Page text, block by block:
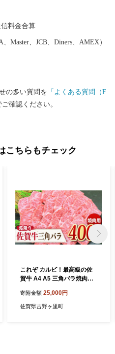
信料金合算
Master、JCB、Diners、AMEX）
の多い質問を 「よくある質問（F
確認ください。
こちらもチェック
これぞ カルビ！最高級の佐
賀牛 A4 A5 三角バラ焼肉用
ズ華松 [FAY027]
寄附金額 25,000円
佐賀県吉野ヶ里町